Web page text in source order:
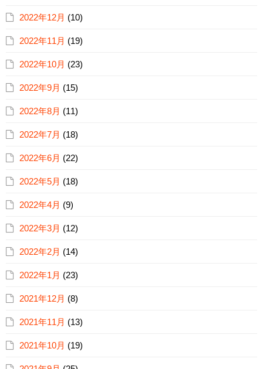
2022年12月 (10)
2022年11月 (19)
2022年10月 (23)
2022年9月 (15)
2022年8月 (11)
2022年7月 (18)
2022年6月 (22)
2022年5月 (18)
2022年4月 (9)
2022年3月 (12)
2022年2月 (14)
2022年1月 (23)
2021年12月 (8)
2021年11月 (13)
2021年10月 (19)